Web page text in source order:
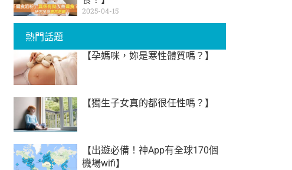
2025-04-15
熱門話題
【孕媽咪，妳是寒性體質嗎？】
【獨生子女真的都很任性嗎？】
【出遊必備！神App有全球170個
機場wifi】